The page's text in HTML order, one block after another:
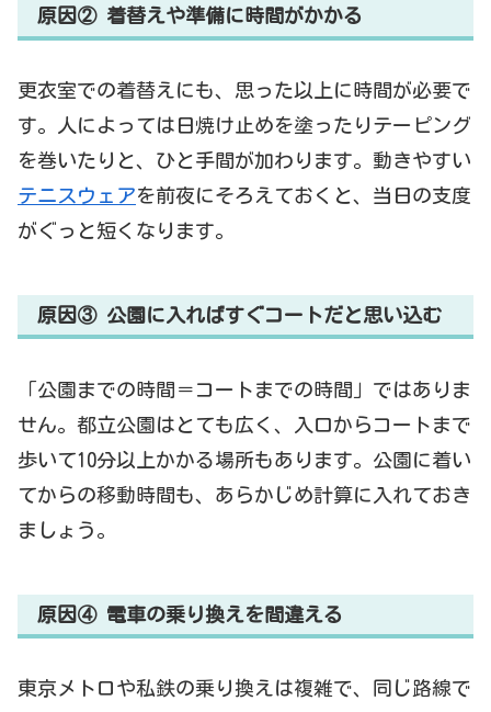
原因② 着替えや準備に時間がかかる
更衣室での着替えにも、思った以上に時間が必要で
す。人によっては日焼け止めを塗ったりテーピング
を巻いたりと、ひと手間が加わります。動きやすい
テニスウェアを前夜にそろえておくと、当日の支度
がぐっと短くなります。
原因③ 公園に入ればすぐコートだと思い込む
「公園までの時間＝コートまでの時間」ではありま
せん。都立公園はとても広く、入口からコートまで
歩いて10分以上かかる場所もあります。公園に着い
てからの移動時間も、あらかじめ計算に入れておき
ましょう。
原因④ 電車の乗り換えを間違える
東京メトロや私鉄の乗り換えは複雑で、同じ路線で